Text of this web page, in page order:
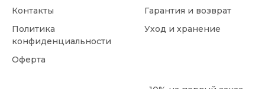
Контакты
Политика
конфиденциальности
Оферта
Гарантия и возврат
Уход и хранение